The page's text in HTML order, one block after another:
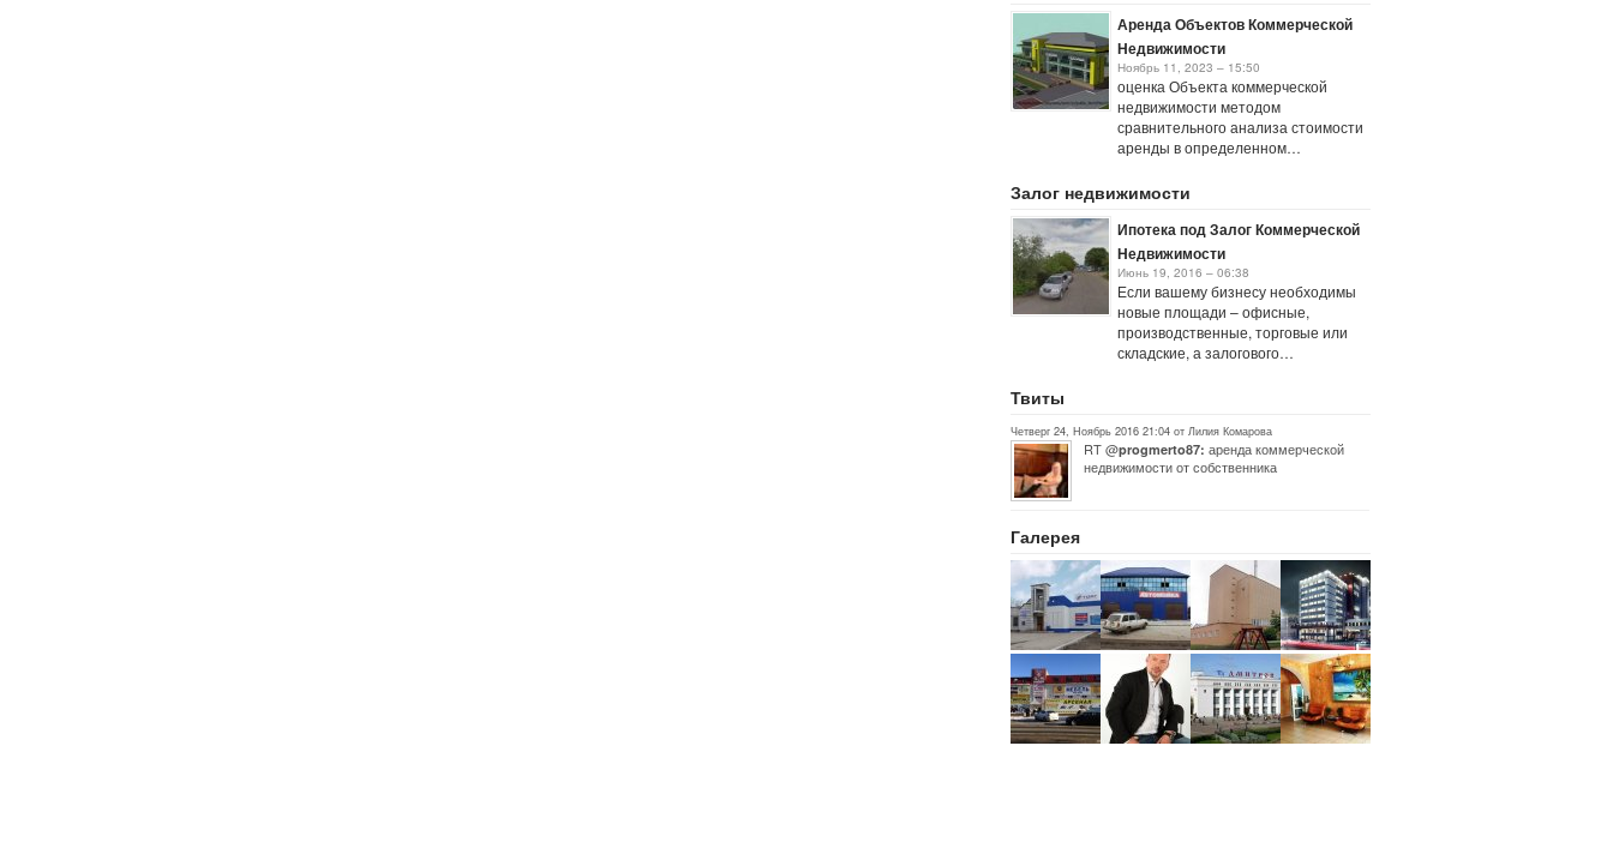
Аренда Объектов Коммерческой
Недвижимости
Ноябрь 11, 2023 – 15:50
оценка Объекта коммерческой
недвижимости методом
сравнительного анализа стоимости
аренды в определенном…
Залог недвижимости
Ипотека под Залог Коммерческой
Недвижимости
Июнь 19, 2016 – 06:38
Если вашему бизнесу необходимы
новые площади – офисные,
производственные, торговые или
складские, а залогового…
Твиты
Четверг 24, Ноябрь 2016 21:04 от Лилия Комарова
RT @progmerto87: аренда коммерческой
недвижимости от собственника
Галерея